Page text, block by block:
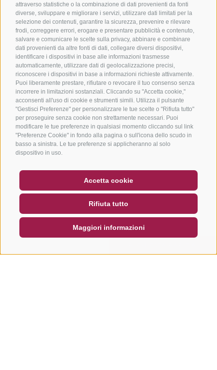
attraverso statistiche o la combinazione di dati provenienti da fonti
diverse, sviluppare e migliorare i servizi, utilizzare dati limitati per la
selezione dei contenuti, garantire la sicurezza, prevenire e rilevare
frodi, correggere errori, erogare e presentare pubblicità e contenuto,
salvare e comunicare le scelte sulla privacy, abbinare e combinare
dati provenienti da altre fonti di dati, collegare diversi dispositivi,
identificare i dispositivi in base alle informazioni trasmesse
automaticamente, utilizzare dati di geolocalizzazione precisi,
riconoscere i dispositivi in base a informazioni richieste attivamente.
Puoi liberamente prestare, rifiutare o revocare il tuo consenso senza
incorrere in limitazioni sostanziali. Cliccando su "Accetta cookie,"
acconsenti all'uso di cookie e strumenti simili. Utilizza il pulsante
"Gestisci Preferenze" per personalizzare le tue scelte o "Rifiuta tutto"
per proseguire senza cookie non strettamente necessari. Puoi
modificare le tue preferenze in qualsiasi momento cliccando sul link
"Preferenze Cookie" in fondo alla pagina o sull'icona dello scudo in
basso a sinistra. Le tue preferenze si applicheranno al solo
dispositivo in uso.
Accetta cookie
Rifiuta tutto
Maggiori informazioni
NEWSLETTER
SOCIAL WALL METEO